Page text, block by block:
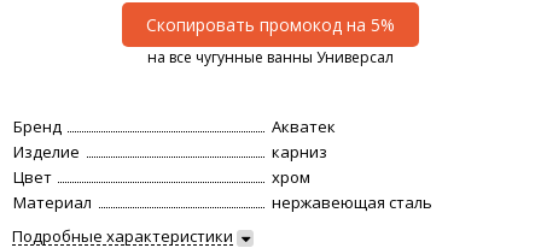
Скопировать промокод на 5%
на все чугунные ванны Универсал
Бренд
Акватек
Изделие
карниз
Цвет
хром
Материал
нержавеющая сталь
Подробные характеристики